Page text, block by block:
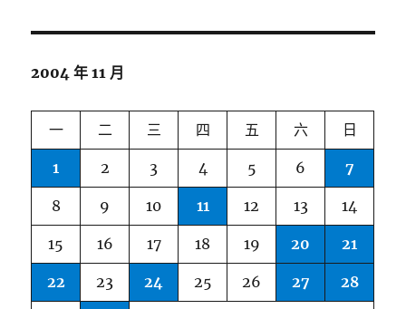
2004 年 11 月
一 二 三 四 五 六 日
1 2 3 4 5 6 7
8 9 10 11 12 13 14
15 16 17 18 19 20 21
22 23 24 25 26 27 28